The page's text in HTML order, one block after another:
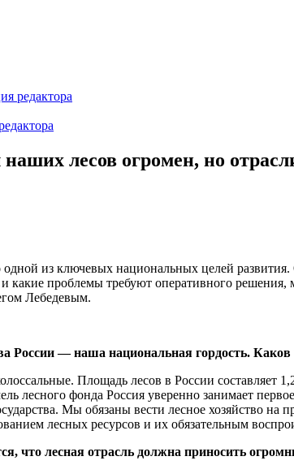
редактора
лесов огромен, но
одной из ключевых национальных целей
и какие проблемы требуют оперативного
Лебедевым.
России — наша национальная гордость.
Площадь лесов в России составляет
лесного фонда Россия уверенно занимает
Мы обязаны вести лесное хозяйство
лесных ресурсов и их обязательным
что лесная отрасль должна приносить